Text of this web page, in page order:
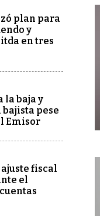
plan para
y
en tres
la baja y
bajista pese
Emisor
fiscal
el